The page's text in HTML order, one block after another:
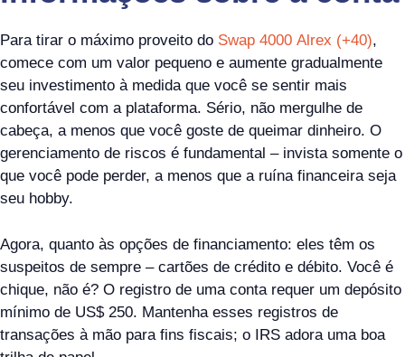
Para tirar o máximo proveito do Swap 4000 Alrex (+40),
comece com um valor pequeno e aumente gradualmente
seu investimento à medida que você se sentir mais
confortável com a plataforma. Sério, não mergulhe de
cabeça, a menos que você goste de queimar dinheiro. O
gerenciamento de riscos é fundamental – invista somente o
que você pode perder, a menos que a ruína financeira seja
seu hobby.
Agora, quanto às opções de financiamento: eles têm os
suspeitos de sempre – cartões de crédito e débito. Você é
chique, não é? O registro de uma conta requer um depósito
mínimo de US$ 250. Mantenha esses registros de
transações à mão para fins fiscais; o IRS adora uma boa